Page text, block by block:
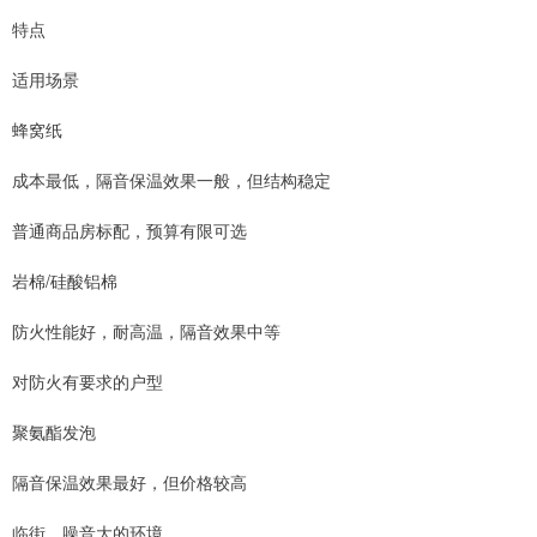
特点
适用场景
蜂窝纸
成本最低，隔音保温效果一般，但结构稳定
普通商品房标配，预算有限可选
岩棉/硅酸铝棉
防火性能好，耐高温，隔音效果中等
对防火有要求的户型
聚氨酯发泡
隔音保温效果最好，但价格较高